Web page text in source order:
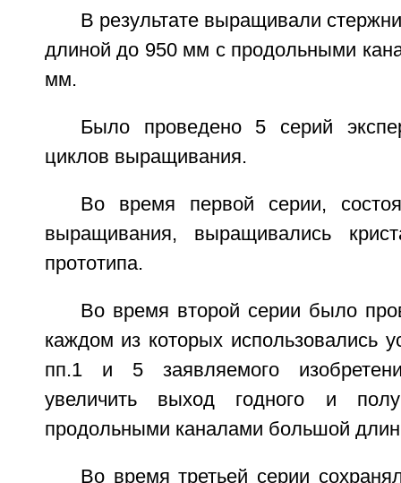
В результате выращивали
длиной до 950 мм с продольными
мм.
Было проведено 5 серий
циклов выращивания.
Во время первой серии,
выращивания, выращивались
прототипа.
Во время второй серии было
каждом из которых использовались
пп.1 и 5 заявляемого
увеличить выход годного и
продольными каналами большой
Во время третьей серии